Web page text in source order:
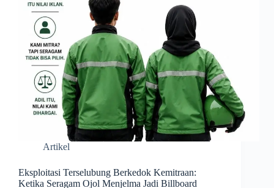
Artikel
Eksploitasi Terselubung Berkedok Kemitraan:
Ketika Seragam Ojol Menjelma Jadi Billboard